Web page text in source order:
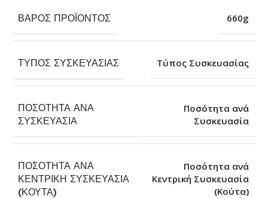
ΒΆΡΟΣ ΠΡΟΪΌΝΤΟΣ 660g
ΤΎΠΟΣ ΣΥΣΚΕΥΑΣΊΑΣ Τύπος Συσκευασίας
ΠΟΣΌΤΗΤΑ ΑΝΆ
ΣΥΣΚΕΥΑΣΊΑ
Ποσότητα ανά
Συσκευασία
ΠΟΣΌΤΗΤΑ ΑΝΆ
ΚΕΝΤΡΙΚΉ ΣΥΣΚΕΥΑΣΊΑ
(ΚΟΎΤΑ)
Ποσότητα ανά
Κεντρική Συσκευασία
(Κούτα)